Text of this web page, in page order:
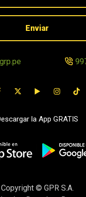
Enviar
la App GRATIS
Copyright © GPR S.A.